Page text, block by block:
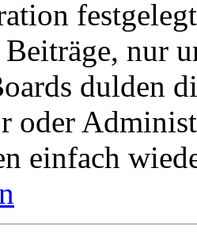
Beiträge, nur
dulden
oder
einfach